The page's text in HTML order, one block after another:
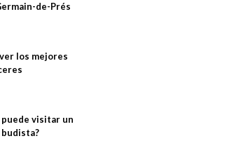
de-Prés
los mejores
puede visitar un